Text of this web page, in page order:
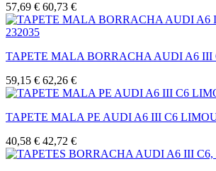
57,69 € 60,73 €
TAPETE MALA BORRACHA AUDI A6 III
59,15 € 62,26 €
TAPETE MALA PE AUDI A6 III C6
40,58 € 42,72 €